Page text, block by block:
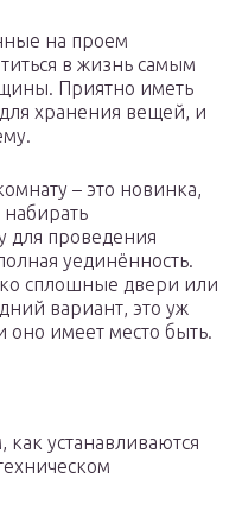
на проем
в жизнь самым
Приятно иметь
хранения вещей, и
– это новинка,
для проведения
уединённость.
сплошные двери или
вариант, это уж
оно имеет место быть.
как устанавливаются